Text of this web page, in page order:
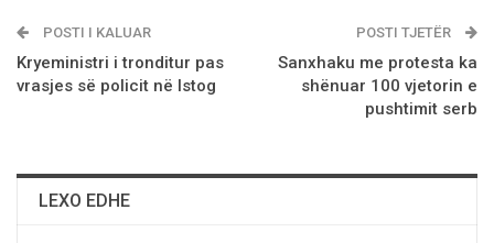
POSTI I KALUAR
Kryeministri i tronditur pas
vrasjes së policit në Istog
POSTI TJETËR
Sanxhaku me protesta ka
shёnuar 100 vjetorin e
pushtimit serb
LEXO EDHE